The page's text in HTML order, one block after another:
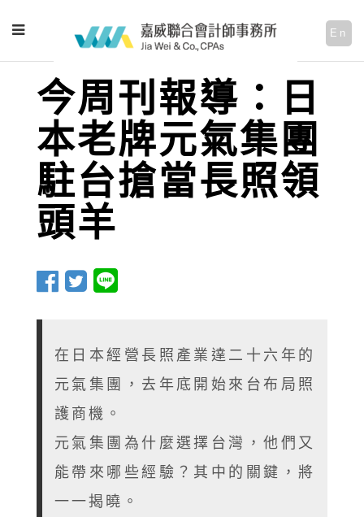
En
今周刊報導：日
本老牌元氣集團
駐台搶當長照領
頭羊
在日本經營長照產業達二十六年的
元氣集團，去年底開始來台布局照
護商機。
元氣集團為什麼選擇台灣，他們又
能帶來哪些經驗？其中的關鍵，將
一一揭曉。